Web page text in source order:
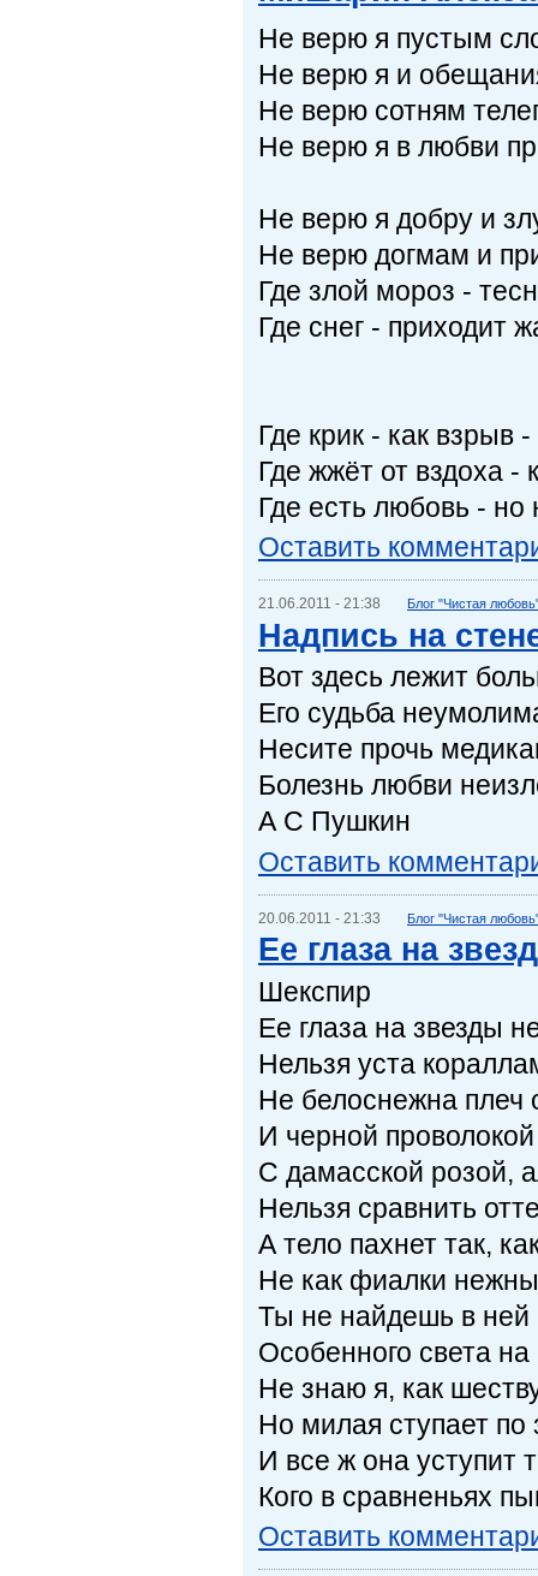
Не верю я пустым
Не верю я и
Не верю сотням
Не верю я в любви
Не верю я добру и
Не верю догмам и
Где злой мороз -
Где снег - приходит
Где крик - как взрыв
Где жжёт от вздоха -
Где есть любовь - но
Оставить
21.06.2011 - 21:38 Блог "Чистая
Надпись на
Вот здесь лежит
Его судьба
Несите прочь
Болезнь любви
А С Пушкин
Оставить
20.06.2011 - 21:33 Блог "Чистая
Ее глаза на
Шекспир
Ее глаза на звезды
Нельзя уста
Не белоснежна плеч
И черной
С дамасской розой,
Нельзя сравнить
А тело пахнет так,
Не как фиалки
Ты не найдешь в
Особенного света на
Не знаю я, как
Но милая ступает по
И все ж она уступит
Кого в сравненьях
Оставить